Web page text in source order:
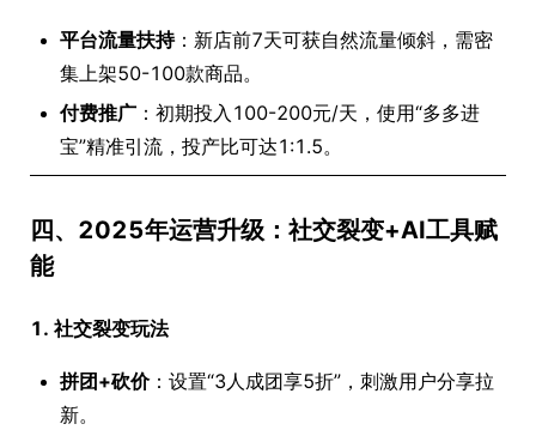
平台流量扶持：新店前7天可获自然流量倾斜，需密
集上架50-100款商品。
付费推广 ：初期投入100-200元/天，使用“多多进
宝”精准引流，投产比可达1:1.5。
四、2025年运营升级：社交裂变+AI工具赋
能
1. 社交裂变玩法
拼团+砍价：设置“3人成团享5折”，刺激用户分享拉
新。